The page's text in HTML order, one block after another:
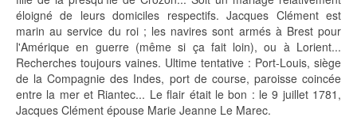
éloigné de leurs domiciles respectifs. Jacques Clément est
marin au service du roi ; les navires sont armés à Brest pour
l'Amérique en guerre (même si ça fait loin), ou à Lorient...
Recherches toujours vaines. Ultime tentative : Port-Louis, siège
de la Compagnie des Indes, port de course, paroisse coincée
entre la mer et Riantec... Le flair était le bon : le 9 juillet 1781,
Jacques Clément épouse Marie Jeanne Le Marec.